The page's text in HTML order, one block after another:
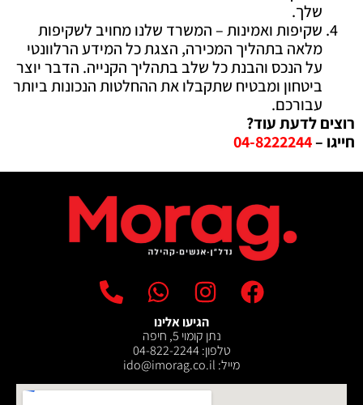
שלך.
שקיפות ואמינות – המשרד שלנו מחויב לשקיפות
מלאה בתהליך המכירה, הצגת כל המידע הרלוונטי
על הנכס והבנת כל שלב בתהליך הקנייה. הדבר יוצר
ביטחון ומבטיח שתקבלו את ההחלטות הנכונות ביותר
עבורכם.
רוצים לדעת עוד?
חייגו –04-8222244
הגיעו אלינו
נתן קומוי 5, חיפה
טלפון: 04-822-2244
מייל: ‫ido@imorag.co.il